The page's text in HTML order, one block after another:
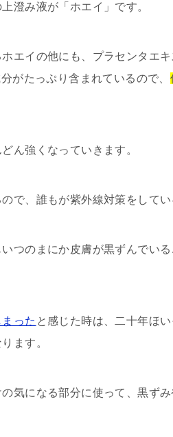
澄み液が「ホエイ」です。
エイの他にも、プラセンタエ
がたっぷり含まれているので、
ん強くなっていきます。
で、誰もが紫外線対策をしてい
つのまにか皮膚が黒ずんでい
った と感じた時は、二十年ほ
ます。
気になる部分に使って、黒ず